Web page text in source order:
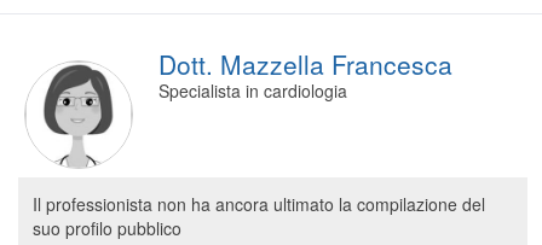
Dott. Mazzella Francesca
Specialista in cardiologia
Il professionista non ha ancora ultimato la compilazione del
suo profilo pubblico